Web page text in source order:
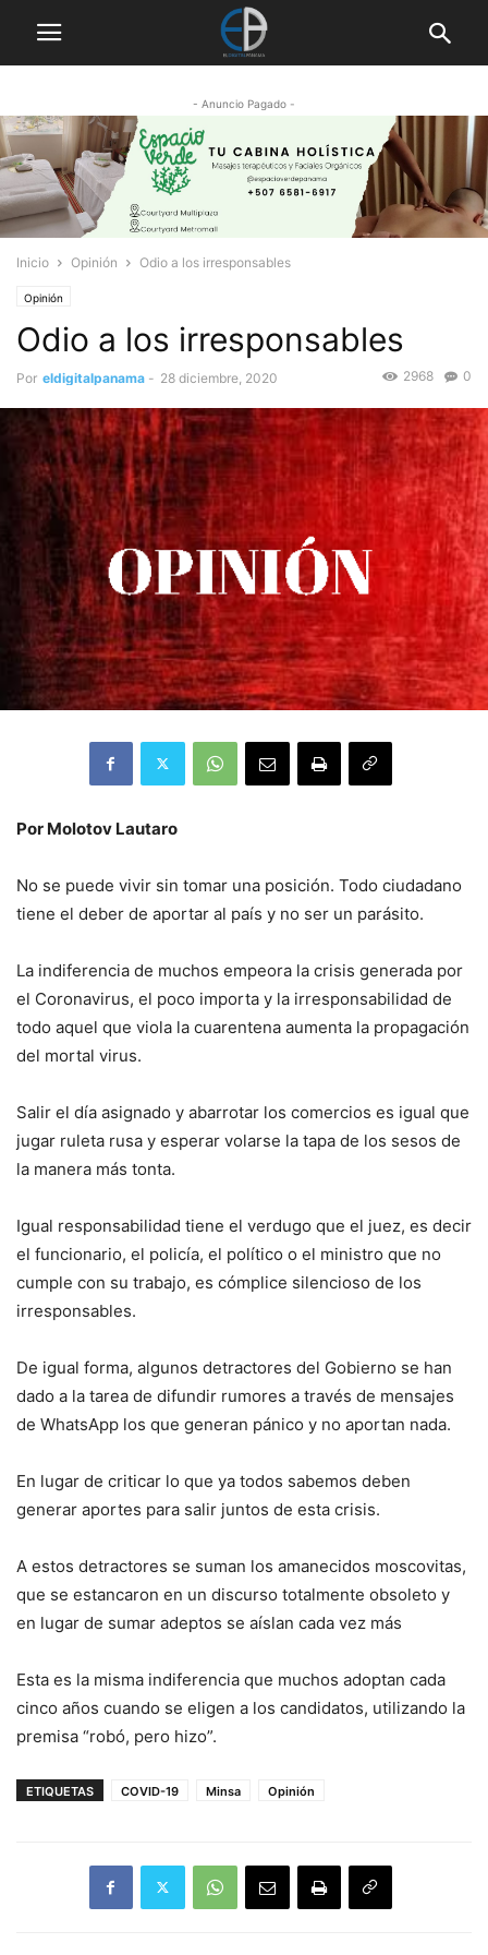
- Anuncio Pagado -
Inicio Opinión Odio a los irresponsables
Opinión
Odio a los irresponsables
Por eldigitalpanama - 28 diciembre, 2020 0
2968
Por Molotov Lautaro
No se puede vivir sin tomar una posición. Todo ciudadano
tiene el deber de aportar al país y no ser un parásito.
La indiferencia de muchos empeora la crisis generada por
el Coronavirus, el poco importa y la irresponsabilidad de
todo aquel que viola la cuarentena aumenta la propagación
del mortal virus.
Salir el día asignado y abarrotar los comercios es igual que
jugar ruleta rusa y esperar volarse la tapa de los sesos de
la manera más tonta.
Igual responsabilidad tiene el verdugo que el juez, es decir
el funcionario, el policía, el político o el ministro que no
cumple con su trabajo, es cómplice silencioso de los
irresponsables.
De igual forma, algunos detractores del Gobierno se han
dado a la tarea de difundir rumores a través de mensajes
de WhatsApp los que generan pánico y no aportan nada.
En lugar de criticar lo que ya todos sabemos deben
generar aportes para salir juntos de esta crisis.
A estos detractores se suman los amanecidos moscovitas,
que se estancaron en un discurso totalmente obsoleto y
en lugar de sumar adeptos se aíslan cada vez más
Esta es la misma indiferencia que muchos adoptan cada
cinco años cuando se eligen a los candidatos, utilizando la
premisa “robó, pero hizo”.
ETIQUETAS COVID-19 Minsa Opinión